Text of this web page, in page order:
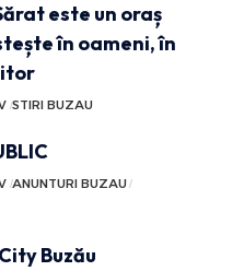
este un oraș
în oameni, în
STIRI BUZAU
ANUNTURI BUZAU
Buzău